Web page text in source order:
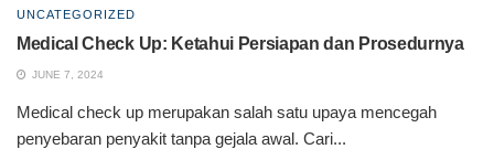
UNCATEGORIZED
Medical Check Up: Ketahui Persiapan dan Prosedurnya
JUNE 7, 2024
Medical check up merupakan salah satu upaya mencegah
penyebaran penyakit tanpa gejala awal. Cari...